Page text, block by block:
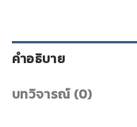
คำอธิบาย
บทวิจารณ์ (0)